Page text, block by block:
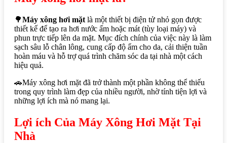
🌳Máy xông hơi mặt là một thiết bị điện tử nhỏ gọn được
thiết kế để tạo ra hơi nước ấm hoặc mát (tùy loại máy) và
phun trực tiếp lên da mặt. Mục đích chính của việc này là làm
sạch sâu lỗ chân lông, cung cấp độ ẩm cho da, cải thiện tuần
hoàn máu và hỗ trợ quá trình chăm sóc da tại nhà một cách
hiệu quả.
🚗Máy xông hơi mặt đã trở thành một phần không thể thiếu
trong quy trình làm đẹp của nhiều người, nhờ tính tiện lợi và
những lợi ích mà nó mang lại.
Lợi ích Của Máy Xông Hơi Mặt Tại
Nhà